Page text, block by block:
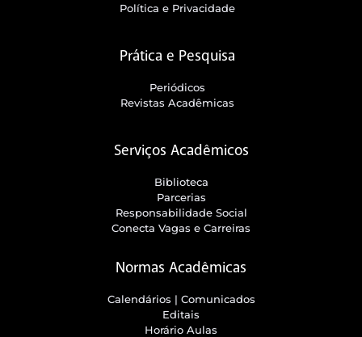
Política e Privacidade
Prática e Pesquisa
Periódicos
Revistas Acadêmicas
Serviços Acadêmicos
Biblioteca
Parcerias
Responsabilidade Social
Conecta Vagas e Carreiras
Normas Acadêmicas
Calendários | Comunicados
Editais
Horário Aulas